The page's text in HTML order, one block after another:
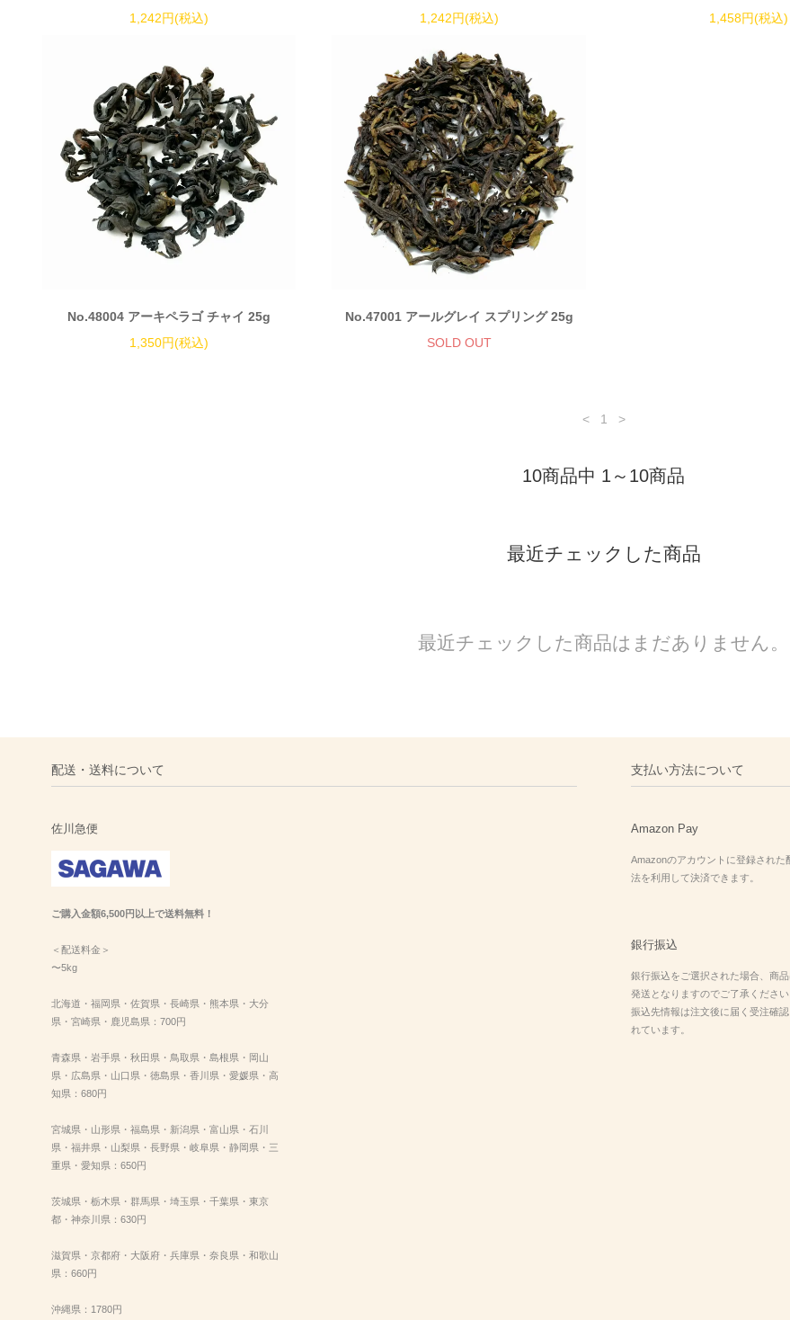
1,242円(税込)
1,242円(税込)
1,458円(税込)
No.48004 アーキペラゴ チャイ 25g
1,350円(税込)
No.47001 アールグレイ スプリング 25g
SOLD OUT
< 1 >
10商品中 1～10商品
最近チェックした商品
最近チェックした商品はまだありません。
配送・送料について
佐川急便
ご購入金額6,500円以上で送料無料！
＜配送料金＞
〜5kg
北海道・福岡県・佐賀県・長崎県・熊本県・大分
県・宮崎県・鹿児島県：700円
青森県・岩手県・秋田県・鳥取県・島根県・岡山
県・広島県・山口県・徳島県・香川県・愛媛県・高
知県：680円
宮城県・山形県・福島県・新潟県・富山県・石川
県・福井県・山梨県・長野県・岐阜県・静岡県・三
重県・愛知県：650円
茨城県・栃木県・群馬県・埼玉県・千葉県・東京
都・神奈川県：630円
滋賀県・京都府・大阪府・兵庫県・奈良県・和歌山
県：660円
沖縄県：1780円
支払い方法について
Amazon Pay
Amazonのアカウントに登録された
法を利用して決済できます。
銀行振込
銀行振込をご選択された場合、商
発送となりますのでご了承ください
振込先情報は注文後に届く受注確
れています。